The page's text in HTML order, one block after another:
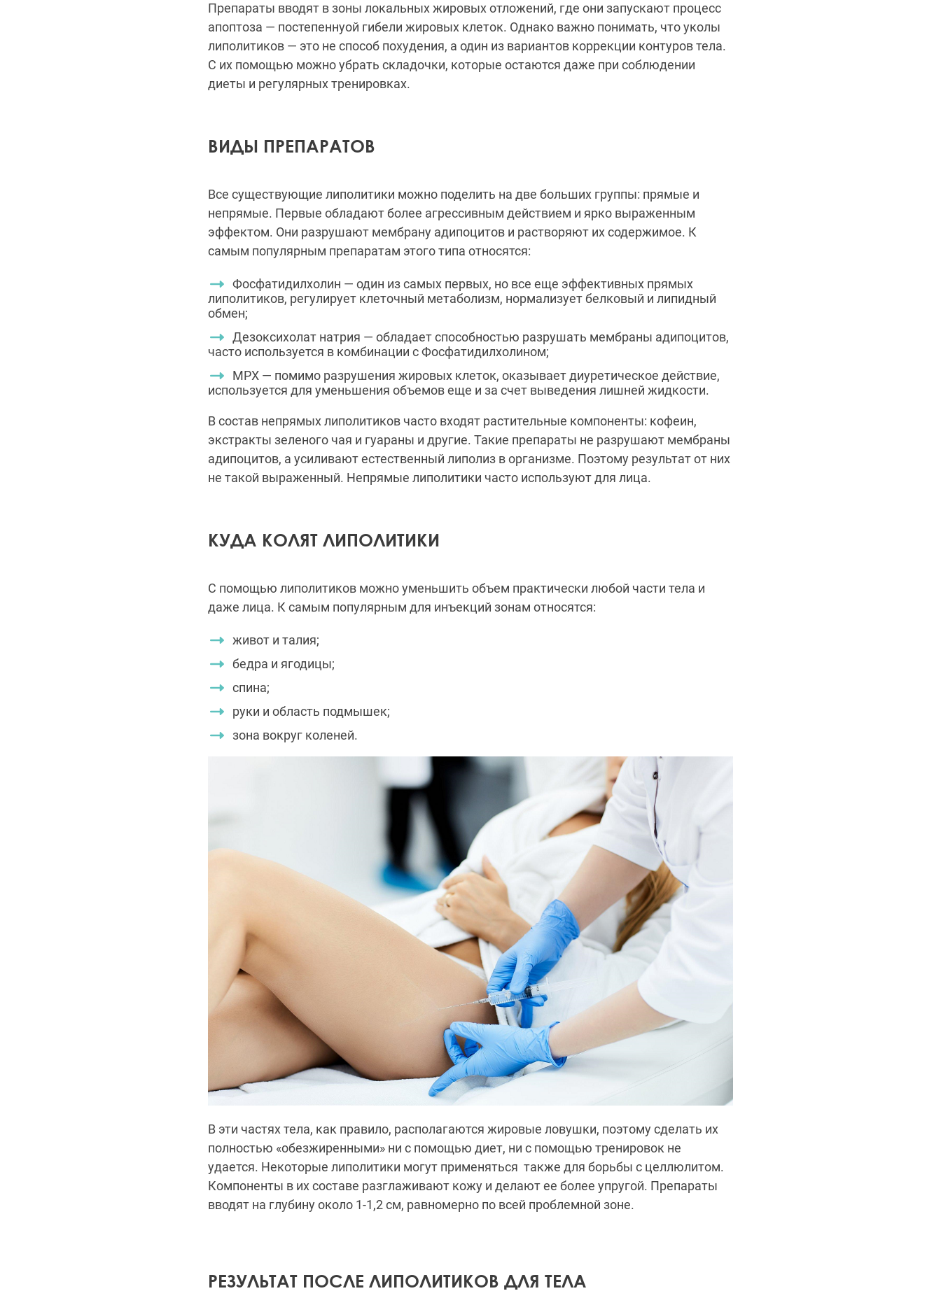
Препараты вводят в зоны локальных жировых отложений, где они запускают процесс
апоптоза — постепеннуой гибели жировых клеток. Однако важно понимать, что уколы
липолитиков — это не способ похудения, а один из вариантов коррекции контуров тела.
С их помощью можно убрать складочки, которые остаются даже при соблюдении
диеты и регулярных тренировках.
ВИДЫ ПРЕПАРАТОВ
Все существующие липолитики можно поделить на две больших группы: прямые и
непрямые. Первые обладают более агрессивным действием и ярко выраженным
эффектом. Они разрушают мембрану адипоцитов и растворяют их содержимое. К
самым популярным препаратам этого типа относятся:
Фосфатидилхолин — один из самых первых, но все еще эффективных прямых
липолитиков, регулирует клеточный метаболизм, нормализует белковый и липидный
обмен;
Дезоксихолат натрия — обладает способностью разрушать мембраны адипоцитов,
часто используется в комбинации с Фосфатидилхолином;
МРХ — помимо разрушения жировых клеток, оказывает диуретическое действие,
используется для уменьшения объемов еще и за счет выведения лишней жидкости.
В состав непрямых липолитиков часто входят растительные компоненты: кофеин,
экстракты зеленого чая и гуараны и другие. Такие препараты не разрушают мембраны
адипоцитов, а усиливают естественный липолиз в организме. Поэтому результат от них
не такой выраженный. Непрямые липолитики часто используют для лица.
КУДА КОЛЯТ ЛИПОЛИТИКИ
С помощью липолитиков можно уменьшить объем практически любой части тела и
даже лица. К самым популярным для инъекций зонам относятся:
живот и талия;
бедра и ягодицы;
спина;
руки и область подмышек;
зона вокруг коленей.
В эти частях тела, как правило, располагаются жировые ловушки, поэтому сделать их
полностью «обезжиренными» ни с помощью диет, ни с помощью тренировок не
удается. Некоторые липолитики могут применяться также для борьбы с целлюлитом.
Компоненты в их составе разглаживают кожу и делают ее более упругой. Препараты
вводят на глубину около 1-1,2 см, равномерно по всей проблемной зоне.
РЕЗУЛЬТАТ ПОСЛЕ ЛИПОЛИТИКОВ ДЛЯ ТЕЛА